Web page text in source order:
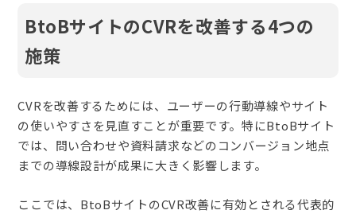
BtoBサイトのCVRを改善する4つの
施策
CVRを改善するためには、ユーザーの行動導線やサイト
の使いやすさを見直すことが重要です。特にBtoBサイト
では、問い合わせや資料請求などのコンバージョン地点
までの導線設計が成果に大きく影響します。
ここでは、BtoBサイトのCVR改善に有効とされる代表的